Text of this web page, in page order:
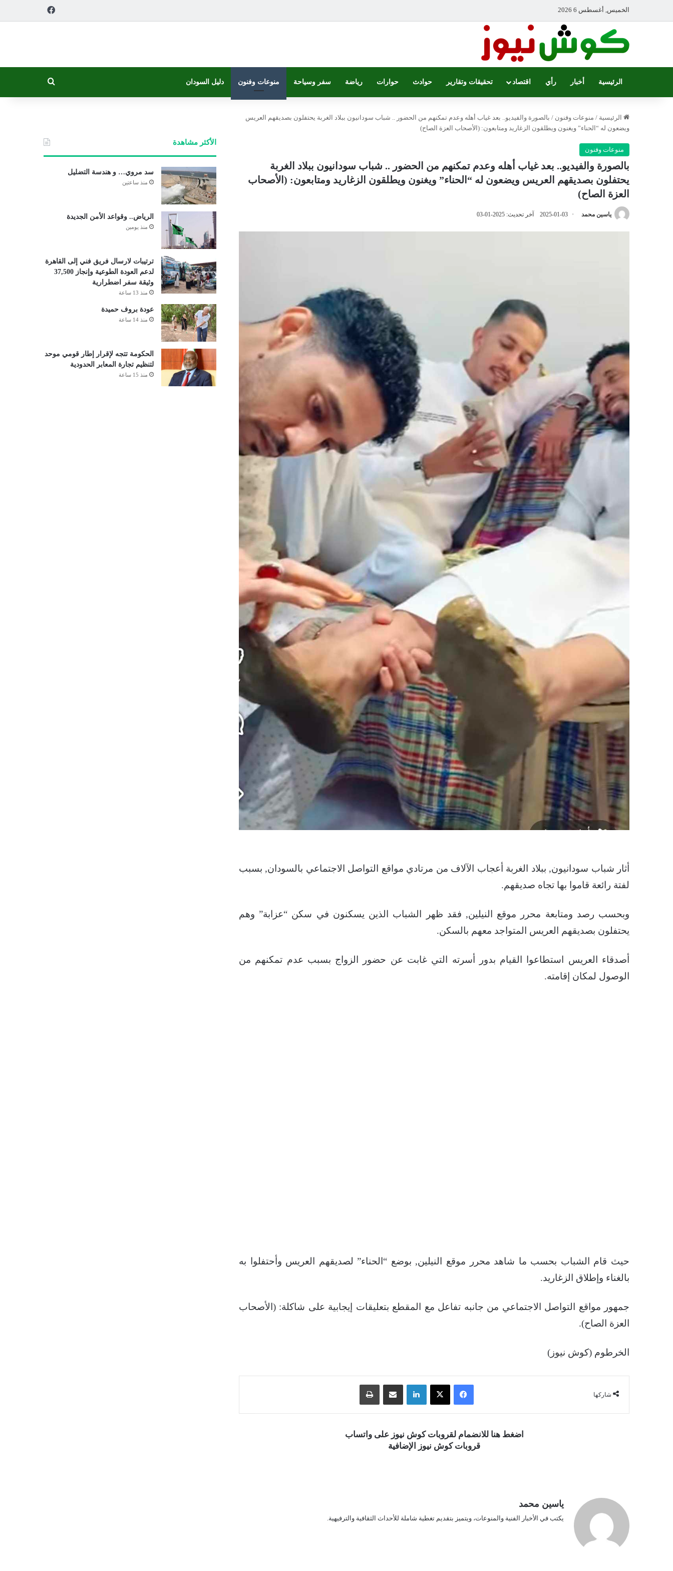
الخميس, أغسطس 6 2026
الرئيسية أخبار رأي اقتصاد تحقيقات وتقارير حوادث حوارات رياضة سفر وسياحة منوعات وفنون دليل السودان
الرئيسية / منوعات وفنون / بالصورة والفيديو.. بعد غياب أهله وعدم تمكنهم من الحضور .. شباب سودانيون ببلاد الغربة يحتفلون بصديقهم العريس
ويضعون له “الحناء” ويغنون ويطلقون الزغاريد ومتابعون: (الأصحاب العزة الصاح)
منوعات وفنون
بالصورة والفيديو.. بعد غياب أهله وعدم تمكنهم من الحضور .. شباب سودانيون ببلاد الغربة
يحتفلون بصديقهم العريس ويضعون له “الحناء” ويغنون ويطلقون الزغاريد ومتابعون: (الأصحاب
العزة الصاح)
ياسين محمد 2025-01-03 آخر تحديث: 2025-01-03
أثار شباب سودانيون, ببلاد الغربة أعجاب الآلاف من مرتادي مواقع التواصل الاجتماعي بالسودان, بسبب
لفتة رائعة قاموا بها تجاه صديقهم.
وبحسب رصد ومتابعة محرر موقع النيلين, فقد ظهر الشباب الذين يسكنون في سكن “عزابة” وهم
يحتفلون بصديقهم العريس المتواجد معهم بالسكن.
أصدقاء العريس استطاعوا القيام بدور أسرته التي غابت عن حضور الزواج بسبب عدم تمكنهم من
الوصول لمكان إقامته.
حيث قام الشباب بحسب ما شاهد محرر موقع النيلين, بوضع “الحناء” لصديقهم العريس وأحتفلوا به
بالغناء وإطلاق الزغاريد.
جمهور مواقع التواصل الاجتماعي من جانبه تفاعل مع المقطع بتعليقات إيجابية على شاكلة: (الأصحاب
العزة الصاح).
الخرطوم (كوش نيوز)
شاركها
فيسبوك ‫X لينكدإن مشاركة عبر البريد
اضغط هنا للانضمام لقروبات كوش نيوز على واتساب
قروبات كوش نيوز الإضافية
ياسين محمد
يكتب في الأخبار الفنية والمنوعات، ويتميز بتقديم تغطية شاملة للأحداث الثقافية والترفيهية.
الأكثر مشاهدة
سد مروي… و هندسة التضليل
منذ ساعتين
الرياض.. وقواعد الأمن الجديدة
منذ يومين
ترتيبات لارسال فريق فني إلى القاهرة
لدعم العودة الطوعية وإنجاز 37,500
وثيقة سفر اضطرارية
منذ 13 ساعة
عودة بروف حميدة
منذ 14 ساعة
الحكومة تتجه لإقرار إطار قومي موحد
لتنظيم تجارة المعابر الحدودية
منذ 15 ساعة